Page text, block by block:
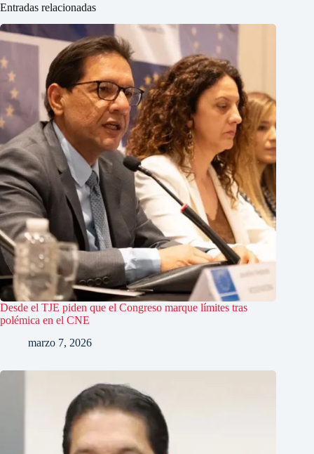
Entradas relacionadas
Desde el TJE piden que el Congreso marque límites tras
polémica en el CNE
marzo 7, 2026